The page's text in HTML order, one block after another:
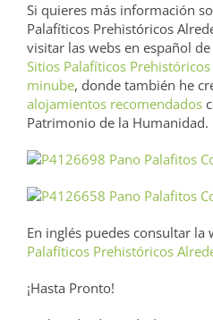
Si quieres más información
Palafíticos Prehistóricos
visitar las webs en español de
Sitios Palafíticos
minube, donde también he
alojamientos recomendados
Patrimonio de la Humanidad.
En inglés puedes consultar la
Palafíticos Prehistóricos
¡Hasta Pronto!